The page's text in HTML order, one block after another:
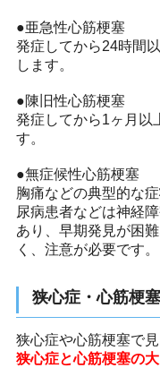
●亜急性心筋梗塞
発症してから24時間
します。
●陳旧性心筋梗塞
発症してから1ヶ月以
す。
●無症候性心筋梗塞
胸痛などの典型的な
尿病患者などは神経
あり、早期発見が困
く、注意が必要です。
狭心症・心筋梗
狭心症や心筋梗塞で
狭心症と心筋梗塞の